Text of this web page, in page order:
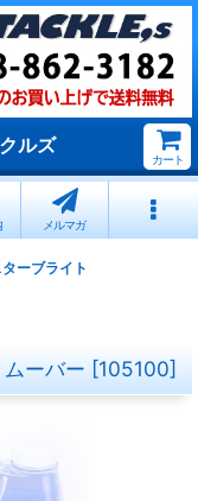
ルズ
カート
メルマガ
ーブライト
ーバー [105100]